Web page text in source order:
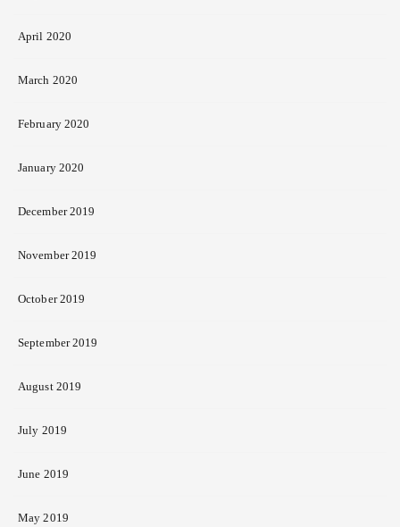
April 2020
March 2020
February 2020
January 2020
December 2019
November 2019
October 2019
September 2019
August 2019
July 2019
June 2019
May 2019